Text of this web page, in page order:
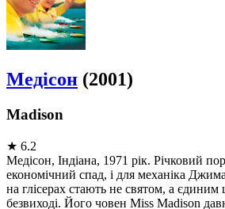
Медісон (2001)
Madison
★ 6.2
Медісон, Індіана, 1971 рік. Річковий
економічний спад, і для механіка
на глісерах стають не святом, а
безвиході. Його човен Miss Madison